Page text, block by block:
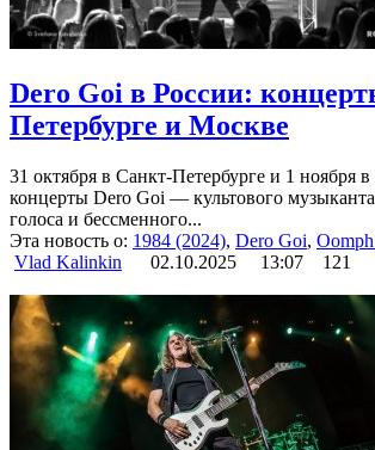
Dero Goi в России:
Петербурге и Москве
31 октября в Санкт-Петербурге и 1 ноября
концерты Dero Goi — культового
голоса и бессменного...
Эта новость о: 1984 (2024), Dero Goi,
Vlad Kalinkin
02.10.2025 13:07 121